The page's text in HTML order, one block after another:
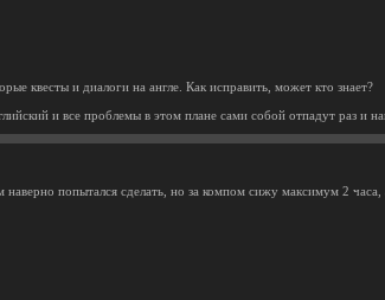
квесты и диалоги на англе. Как исправить, может кто знает?
и все проблемы в этом плане сами собой отпадут раз и
попытался сделать, но за компом сижу максимум 2 часа,